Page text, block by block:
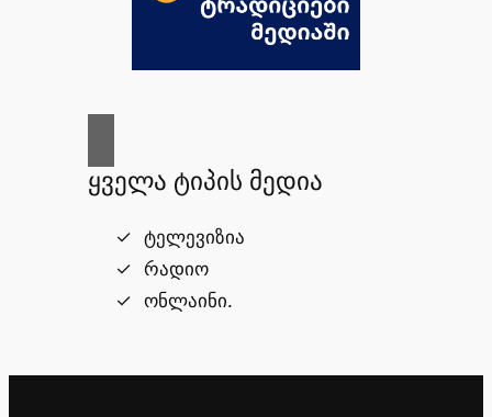
ყველა ტიპის მედია
ტელევიზია
რადიო
ონლაინი.